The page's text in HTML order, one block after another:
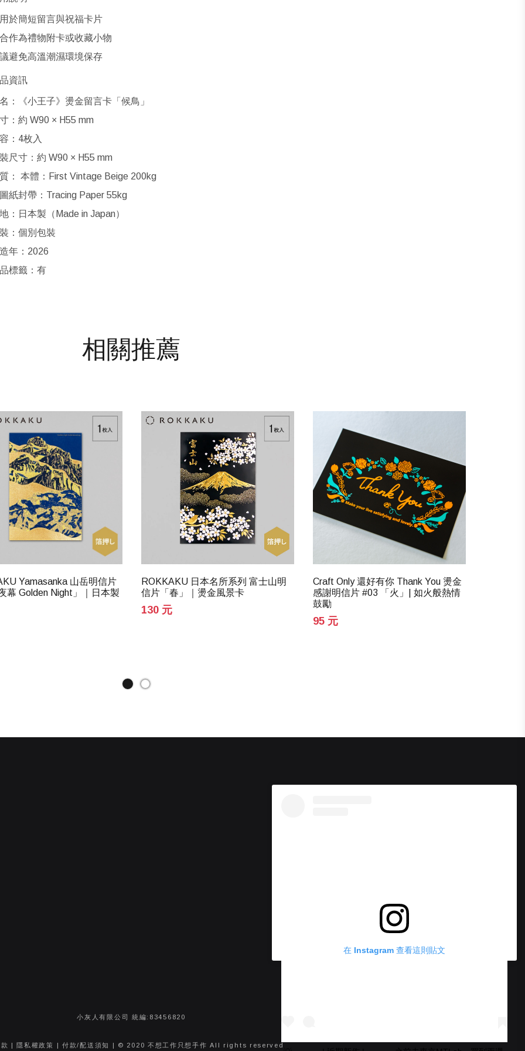
於簡短留言與祝福卡片
作為禮物附卡或收藏小物
避免高溫潮濕環境保存
資訊
：《小王子》燙金留言卡「候鳥」
：約 W90 × H55 mm
：4枚入
尺寸：約 W90 × H55 mm
： 本體：First Vintage Beige 200kg
紙封帶：Tracing Paper 55kg
：日本製（Made in Japan）
：個別包裝
年：2026
標籤：有
相關推薦
Yamasanka 山岳明信片
幕 Golden Night」｜日本製
ROKKAKU 日本名所系列 富士山明
信片「春」｜燙金風景卡
130 元
Craft Only 還好有你 Thank You 燙金
感謝明信片 #03 「火」| 如火般熱情
鼓勵
95 元
在 Instagram 查看這則貼文
小灰人有限公司 統編:83456820
|隱私權政策 | 付款/配送須知 | © 2020 不想工作只想手作 All rights reserved